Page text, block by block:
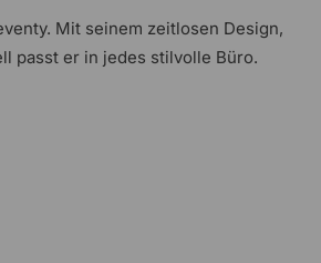
Mit seinem zeitlosen Design,
passt er in jedes stilvolle Büro.